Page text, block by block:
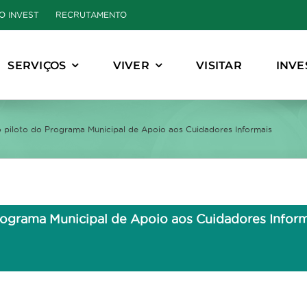
INVEST RECRUTAMENTO
SERVIÇOS VIVER VISITAR
do Programa Municipal de Apoio aos Cuidadores Informais
Municipal de Apoio aos Cuidadores